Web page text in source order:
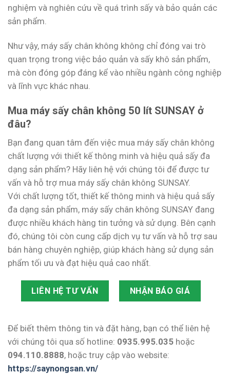
nghiệm và nghiên cứu về quá trình sấy và bảo quản các
sản phẩm.
Như vậy, máy sấy chân không không chỉ đóng vai trò
quan trọng trong việc bảo quản và sấy khô sản phẩm,
mà còn đóng góp đáng kể vào nhiều ngành công nghiệp
và lĩnh vực khác nhau.
Mua máy sấy chân không 50 lít SUNSAY ở
đâu?
Bạn đang quan tâm đến việc mua máy sấy chân không
chất lượng với thiết kế thông minh và hiệu quả sấy đa
dạng sản phẩm? Hãy liên hệ với chúng tôi để được tư
vấn và hỗ trợ mua máy sấy chân không SUNSAY.
Với chất lượng tốt, thiết kế thông minh và hiệu quả sấy
đa dạng sản phẩm, máy sấy chân không SUNSAY đang
được nhiều khách hàng tin tưởng và sử dụng. Bên cạnh
đó, chúng tôi còn cung cấp dịch vụ tư vấn và hỗ trợ sau
bán hàng chuyên nghiệp, giúp khách hàng sử dụng sản
phẩm tối ưu và đạt hiệu quả cao nhất.
LIÊN HỆ TƯ VẤN NHẬN BÁO GIÁ
Để biết thêm thông tin và đặt hàng, bạn có thể liên hệ
với chúng tôi qua số hotline: 0935.995.035 hoặc
094.110.8888, hoặc truy cập vào website:
https://saynongsan.vn/